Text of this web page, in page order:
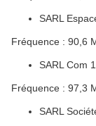
SARL
Fréquence : 90,6
SARL Com
Fréquence : 97,3
SARL